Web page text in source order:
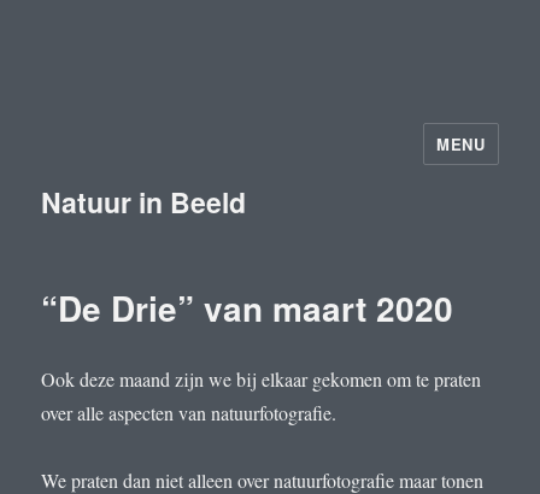
Natuur in Beeld
MENU
“De Drie” van maart 2020
Ook deze maand zijn we bij elkaar gekomen om te praten
over alle aspecten van natuurfotografie.
We praten dan niet alleen over natuurfotografie maar tonen